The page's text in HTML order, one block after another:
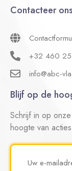
Contacteer ons
+32 460
info@abc-
Blijf op de
Schrijf in op
hoogte van